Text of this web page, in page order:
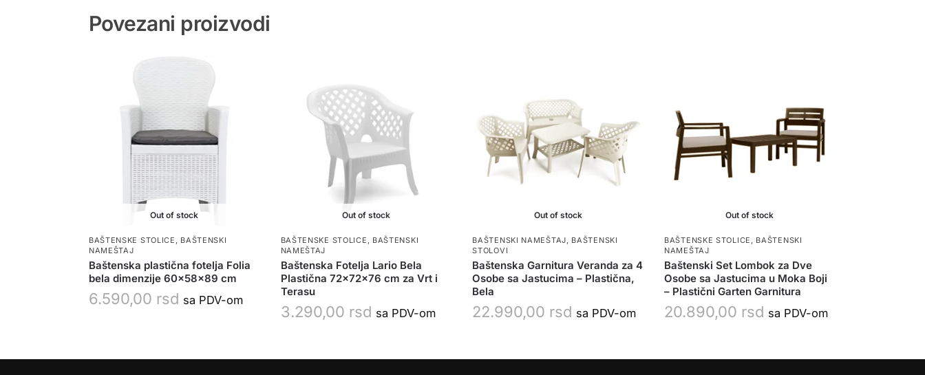
Povezani proizvodi
Out of stock
BAŠTENSKE STOLICE , BAŠTENSKI
NAMEŠTAJ
Baštenska plastična fotelja Folia
bela dimenzije 60x58x89 cm
6.590,00 rsd sa PDV-om
Out of stock
BAŠTENSKE STOLICE , BAŠTENSKI
NAMEŠTAJ
Baštenska Fotelja Lario Bela
Plastična 72x72x76 cm za Vrt i
Terasu
3.290,00 rsd sa PDV-om
Out of stock
BAŠTENSKI NAMEŠTAJ, BAŠTENSKI
STOLOVI
Baštenska Garnitura Veranda za 4
Osobe sa Jastucima – Plastična,
Bela
22.990,00 rsd sa PDV-om
Out of stock
BAŠTENSKE STOLICE , BAŠTENSKI
NAMEŠTAJ
Baštenski Set Lombok za Dve
Osobe sa Jastucima u Moka Boji
– Plastični Garten Garnitura
20.890,00 rsd sa PDV-om